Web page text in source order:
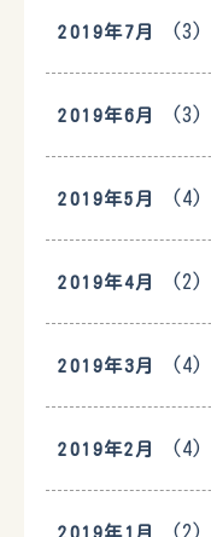
2019年7月 (3)
2019年6月 (3)
2019年5月 (4)
2019年4月 (2)
2019年3月 (4)
2019年2月 (4)
2019年1月 (2)